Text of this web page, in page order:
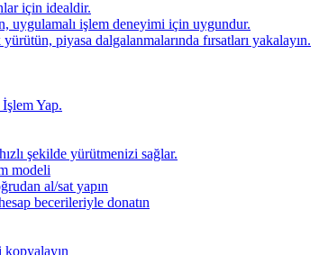
için idealdir.
uygulamalı işlem deneyimi için uygundur.
piyasa dalgalanmalarında fırsatları yakalayın.
Yap.
şekilde yürütmenizi sağlar.
modeli
al/sat yapın
becerileriyle donatın